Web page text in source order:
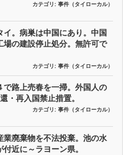
カテゴリ: 事件（タイローカル）
イ。病巣は中国にあり。中国
場の建設停止処分。無許可で
カテゴリ: 事件（タイローカル）
で路上売春を一掃。外国人の
・再入国禁止措置。
カテゴリ: 事件（タイローカル）
業廃棄物を不法投棄。池の水
近に～ラヨーン県。